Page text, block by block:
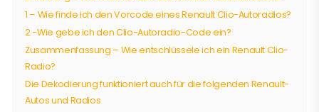
1 – Wie finde ich den Vorcode eines Renault Clio-Autoradios?
2 -Wie gebe ich den Clio-Autoradio-Code ein?
Zusammenfassung – Wie entschlüssele ich ein Renault Clio-
Radio?
Die Dekodierung funktioniert auch für die folgenden Renault-
Autos und Radios